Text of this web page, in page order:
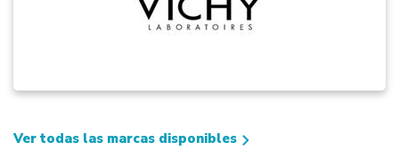
Ver todas las marcas disponibles